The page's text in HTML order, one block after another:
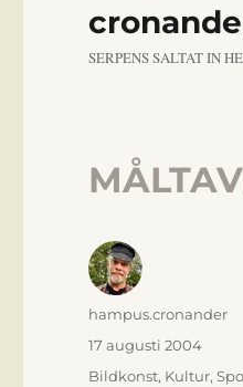
SERPENS SALTAT IN
Författare
hampus.cronander
Publicerat
den
17 augusti 2004
Kategorier
Bildkonst, Kultur,